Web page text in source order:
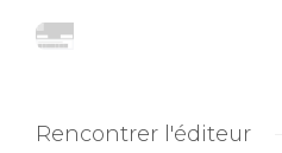
Rencontrer l'éditeur